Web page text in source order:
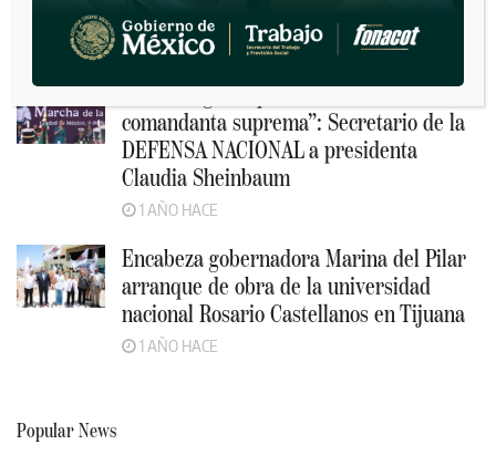
Recommended
”Es un orgullo que sea nuestra
comandanta suprema”: Secretario de la
DEFENSA NACIONAL a presidenta
Claudia Sheinbaum
1 AÑO HACE
Encabeza gobernadora Marina del Pilar
arranque de obra de la universidad
nacional Rosario Castellanos en Tijuana
1 AÑO HACE
Popular News